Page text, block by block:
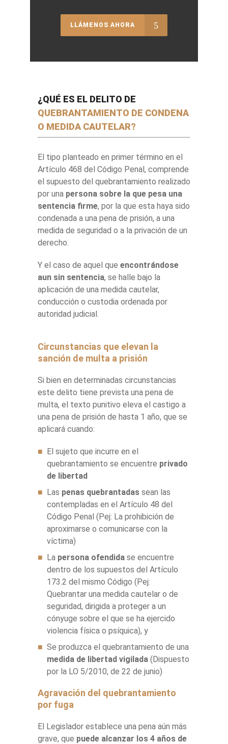
LLÁMENOS AHORA
¿QUÉ ES EL DELITO DE
QUEBRANTAMIENTO DE CONDENA
O MEDIDA CAUTELAR?
El tipo planteado en primer término en el
Artículo 468 del Código Penal, comprende
el supuesto del quebrantamiento realizado
por una persona sobre la que pesa una
sentencia firme, por la que esta haya sido
condenada a una pena de prisión, a una
medida de seguridad o a la privación de un
derecho.
Y el caso de aquel que encontrándose
aun sin sentencia, se halle bajo la
aplicación de una medida cautelar,
conducción o custodia ordenada por
autoridad judicial.
Circunstancias que elevan la
sanción de multa a prisión
Si bien en determinadas circunstancias
este delito tiene prevista una pena de
multa, el texto punitivo eleva el castigo a
una pena de prisión de hasta 1 año, que se
aplicará cuando:
El sujeto que incurre en el
quebrantamiento se encuentre privado
de libertad
Las penas quebrantadassean las
contempladas en el Artículo 48 del
Código Penal (Pej: La prohibición de
aproximarse o comunicarse con la
víctima)
La persona ofendidase encuentre
dentro de los supuestos del Artículo
173.2 del mismo Código (Pej:
Quebrantar una medida cautelar o de
seguridad, dirigida a proteger a un
cónyuge sobre el que se ha ejercido
violencia física o psíquica), y
Se produzca el quebrantamiento de una
medida de libertad vigilada(Dispuesto
por la LO 5/2010, de 22 de junio)
Agravación del quebrantamiento
por fuga
El Legislador establece una pena aún más
grave, que puede alcanzar los 4 años de